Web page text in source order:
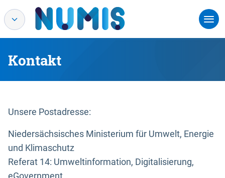
Kontakt
Unsere Postadresse:
Niedersächsisches Ministerium für Umwelt, Energie
und Klimaschutz
Referat 14: Umweltinformation, Digitalisierung,
eGovernment